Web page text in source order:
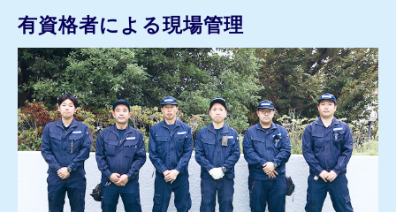
有資格者による現場管理